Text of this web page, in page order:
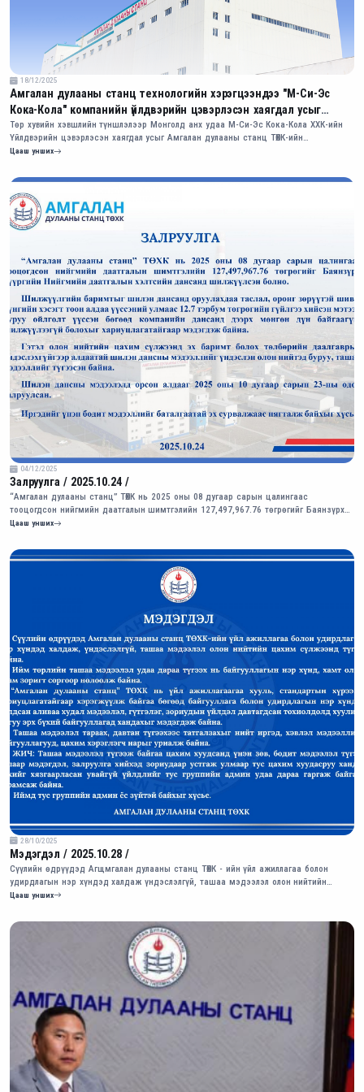
18/12/2025
Амгалан дулааны станц технологийн хэрэгцээндээ "М-Си-Эс
Кока-Кола" компанийн үйлдвэрийн цэвэрлэсэн хаягдал усыг
ашиглаж эхэллээ
Төр хувийн хэвшлийн түншлэлээр Монголд анх удаа М-Си-Эс Кока-Кола ХХК-ийн
Үйлдвэрийн цэвэрлэсэн хаягдал усыг Амгалан дулааны станц ТӨХК-ийн
технологийн хэрэгцээнд дахин ашиглаж эхэллээ.
Цааш унших
04/12/2025
Залруулга / 2025.10.24 /
“Амгалан дулааны станц” ТӨХК нь 2025 оны 08 дугаар сарын цалингаас
тооцогдсон нийгмийн даатгалын шимтгэлийн 127,497,967.76 төгрөгийг Баянзүрх
дүүргийн Нийгмийн даатгалын хэлтсийн дансанд шилжүүлсэн болно.
Цааш унших
28/10/2025
Мэдэгдэл / 2025.10.28 /
Сүүлийн өдрүүдэд Агщмгалан дулааны станц ТӨХК - ийн үйл ажиллагаа болон
удирдлагын нэр хүндэд халдаж үндэслэлгүй, ташаа мэдээлэл олон нийтийн
цахим сүлжээнд түгэж байна.
Цааш унших